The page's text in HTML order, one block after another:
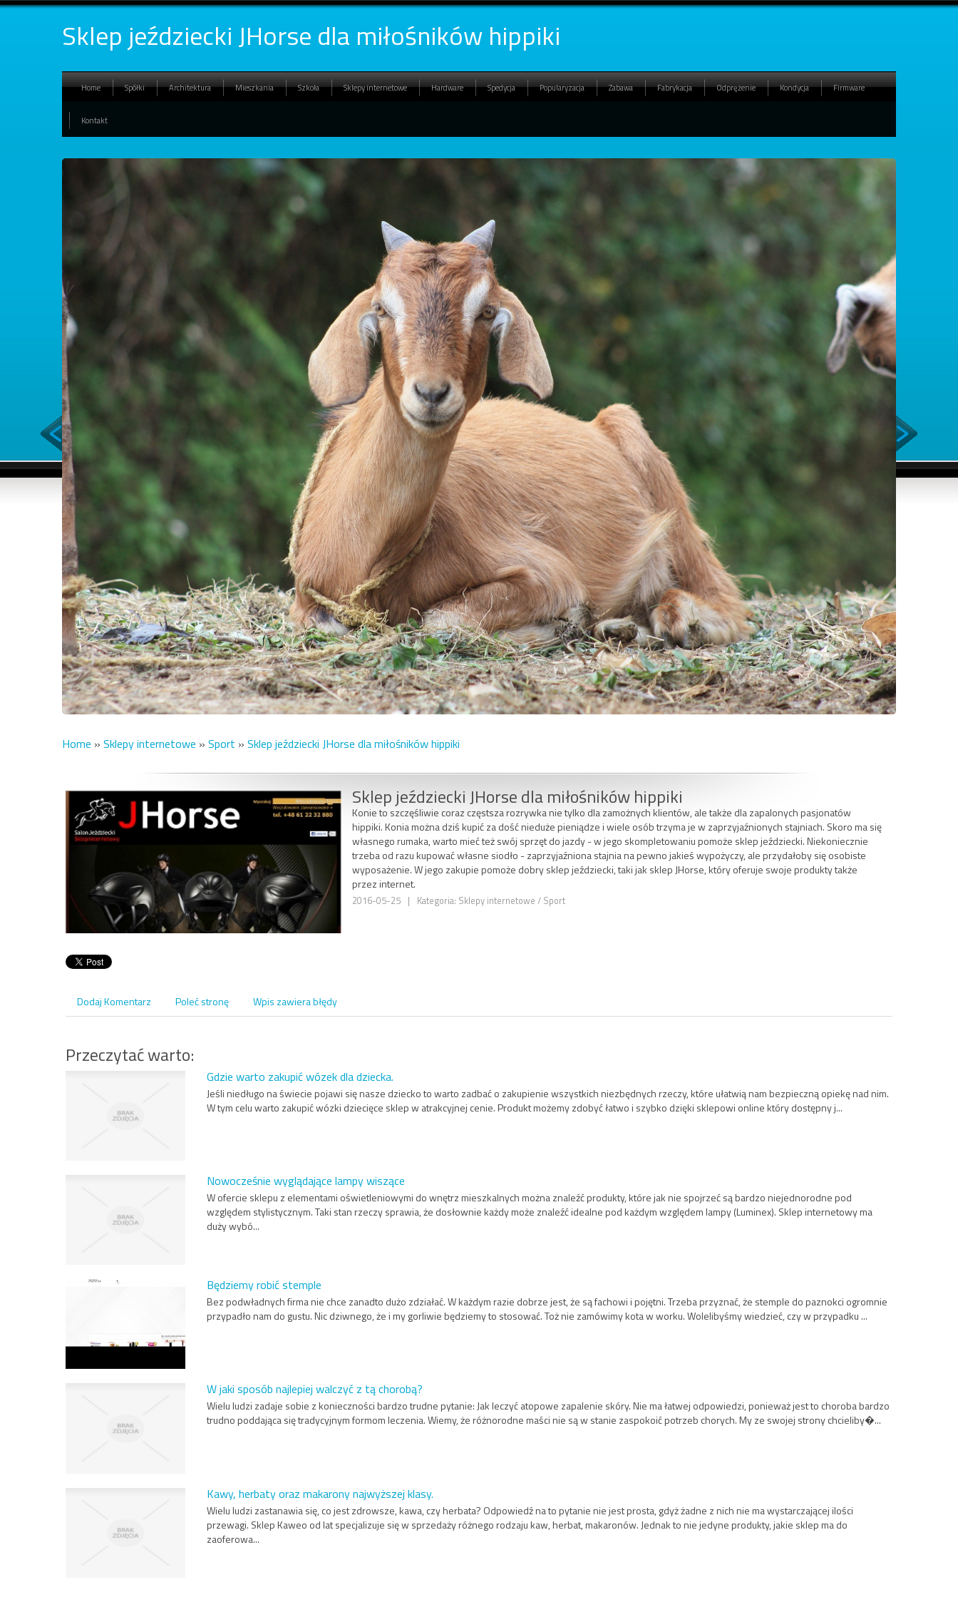
Sklep jeździecki JHorse dla miłośników hippiki
Home Spółki Architektura Mieszkania Szkoła Sklepy internetowe Hardware Spedycja Popularyzacja Zabawa Fabrykacja Odprężenie Kondycja Firmware
Kontakt
Home » Sklepy internetowe » Sport » Sklep jeździecki JHorse dla miłośników hippiki
Sklep jeździecki JHorse dla miłośników hippiki
Konie to szczęśliwie coraz częstsza rozrywka nie tylko dla zamożnych klientów, ale także dla zapalonych pasjonatów
hippiki. Konia można dziś kupić za dość nieduże pieniądze i wiele osób trzyma je w zaprzyjaźnionych stajniach. Skoro ma się
własnego rumaka, warto mieć też swój sprzęt do jazdy - w jego skompletowaniu pomoże sklep jeździecki. Niekoniecznie
trzeba od razu kupować własne siodło - zaprzyjaźniona stajnia na pewno jakieś wypożyczy, ale przydałoby się osobiste
wyposażenie. W jego zakupie pomoże dobry sklep jeździecki, taki jak sklep JHorse, który oferuje swoje produkty także
przez internet.
2016-05-25 | Kategoria: Sklepy internetowe / Sport
Dodaj Komentarz Poleć stronę Wpis zawiera błędy
Przeczytać warto:
Gdzie warto zakupić wózek dla dziecka.
Jeśli niedługo na świecie pojawi się nasze dziecko to warto zadbać o zakupienie wszystkich niezbędnych rzeczy, które ułatwią nam bezpieczną opiekę nad nim.
W tym celu warto zakupić wózki dziecięce sklep w atrakcyjnej cenie. Produkt możemy zdobyć łatwo i szybko dzięki sklepowi online który dostępny j...
Nowocześnie wyglądające lampy wiszące
W ofercie sklepu z elementami oświetleniowymi do wnętrz mieszkalnych można znaleźć produkty, które jak nie spojrzeć są bardzo niejednorodne pod
względem stylistycznym. Taki stan rzeczy sprawia, że dosłownie każdy może znaleźć idealne pod każdym względem lampy (Luminex). Sklep internetowy ma
duży wybó...
Będziemy robić stemple
Bez podwładnych firma nie chce zanadto dużo zdziałać. W każdym razie dobrze jest, że są fachowi i pojętni. Trzeba przyznać, że stemple do paznokci ogromnie
przypadło nam do gustu. Nic dziwnego, że i my gorliwie będziemy to stosować. Toż nie zamówimy kota w worku. Wolelibyśmy wiedzieć, czy w przypadku ...
W jaki sposób najlepiej walczyć z tą chorobą?
Wielu ludzi zadaje sobie z konieczności bardzo trudne pytanie: Jak leczyć atopowe zapalenie skóry. Nie ma łatwej odpowiedzi, ponieważ jest to choroba bardzo
trudno poddająca się tradycyjnym formom leczenia. Wiemy, że różnorodne maści nie są w stanie zaspokoić potrzeb chorych. My ze swojej strony chcieliby�...
Kawy, herbaty oraz makarony najwyższej klasy.
Wielu ludzi zastanawia się, co jest zdrowsze, kawa, czy herbata? Odpowiedź na to pytanie nie jest prosta, gdyż żadne z nich nie ma wystarczającej ilości
przewagi. Sklep Kaweo od lat specjalizuje się w sprzedaży różnego rodzaju kaw, herbat, makaronów. Jednak to nie jedyne produkty, jakie sklep ma do
zaoferowa...